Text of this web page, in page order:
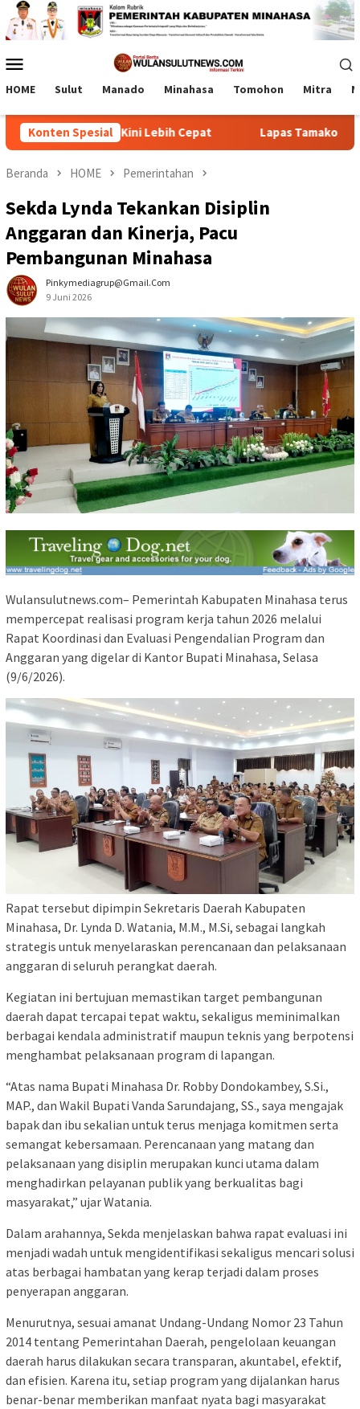
Loncat
ke
konten
Mobile
HOME Sulut Manado Minahasa Tomohon Mitra
Konten Spesial
Wabah Kini Lebih Cepat Lapas Tamako dan Kemenag
Beranda HOME Pemerintahan
Sekda Lynda Tekankan Disiplin
Anggaran dan Kinerja, Pacu
Pembangunan Minahasa
Pinkymediagrup@gmail.com
9 Juni 2026
Wulansulutnews.com– Pemerintah Kabupaten Minahasa terus
mempercepat realisasi program kerja tahun 2026 melalui
Rapat Koordinasi dan Evaluasi Pengendalian Program dan
Anggaran yang digelar di Kantor Bupati Minahasa, Selasa
(9/6/2026).
Rapat tersebut dipimpin Sekretaris Daerah Kabupaten
Minahasa, Dr. Lynda D. Watania, M.M., M.Si, sebagai langkah
strategis untuk menyelaraskan perencanaan dan pelaksanaan
anggaran di seluruh perangkat daerah.
Kegiatan ini bertujuan memastikan target pembangunan
daerah dapat tercapai tepat waktu, sekaligus meminimalkan
berbagai kendala administratif maupun teknis yang berpotensi
menghambat pelaksanaan program di lapangan.
“Atas nama Bupati Minahasa Dr. Robby Dondokambey, S.Si.,
MAP., dan Wakil Bupati Vanda Sarundajang, SS., saya mengajak
bapak dan ibu sekalian untuk terus menjaga komitmen serta
semangat kebersamaan. Perencanaan yang matang dan
pelaksanaan yang disiplin merupakan kunci utama dalam
menghadirkan pelayanan publik yang berkualitas bagi
masyarakat,” ujar Watania.
Dalam arahannya, Sekda menjelaskan bahwa rapat evaluasi ini
menjadi wadah untuk mengidentifikasi sekaligus mencari solusi
atas berbagai hambatan yang kerap terjadi dalam proses
penyerapan anggaran.
Menurutnya, sesuai amanat Undang-Undang Nomor 23 Tahun
2014 tentang Pemerintahan Daerah, pengelolaan keuangan
daerah harus dilakukan secara transparan, akuntabel, efektif,
dan efisien. Karena itu, setiap program yang dijalankan harus
benar-benar memberikan manfaat nyata bagi masyarakat